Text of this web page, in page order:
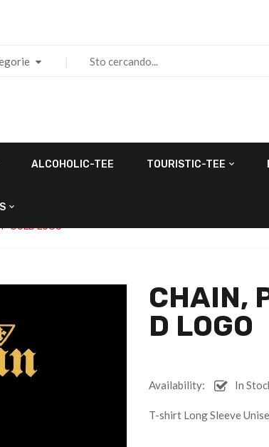
ALCOHOLIC-TEE TOURISTIC-TEE
GOLD LOGO
CHAIN,
D LOGO
Availability: In
T-shirt Long Sleeve